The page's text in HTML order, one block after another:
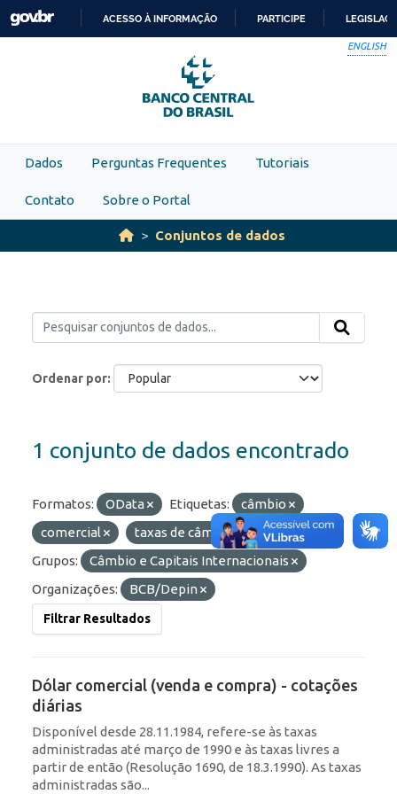
Skip to main content
PARA
O
CONTEÚDO
ACESSO À INFORMAÇÃO PARTICIPE
ENGLISH
Dados Perguntas Frequentes Tutoriais
Contato Sobre o Portal
Conjuntos de dados
Ordenar por
1 conjunto de dados encontrado
Formatos: OData Etiquetas:
câmbio
comercial
taxas de câmbio
diárias
Grupos:
Câmbio e Capitais Internacionais
Organizações:
BCB/Depin
Filtrar Resultados
Dólar comercial (venda e compra) - cotações
diárias
Disponível desde 28.11.1984, refere-se às taxas
administradas até março de 1990 e às taxas livres a
partir de então (Resolução 1690, de 18.3.1990). As taxas
administradas são...